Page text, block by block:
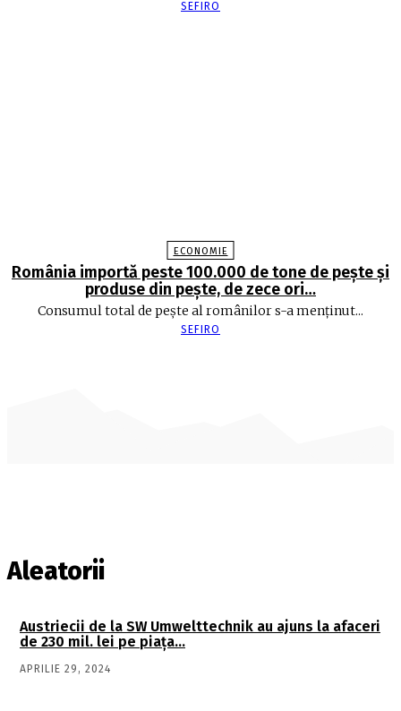
SEFIRO
ECONOMIE
România importă peste 100.000 de tone de peşte şi
produse din peşte, de zece ori…
Consumul total de peşte al ro­mâ­nilor s-a menţinut...
SEFIRO
Aleatorii
Austriecii de la SW Umwelttechnik au ajuns la afaceri
de 230 mil. lei pe piaţa…
APRILIE 29, 2024